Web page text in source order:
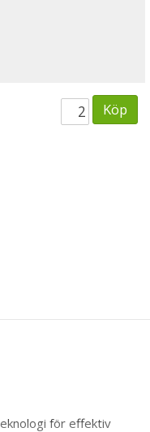
Köp
för effektiv